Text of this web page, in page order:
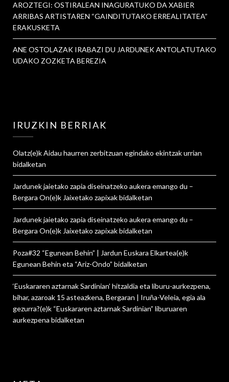
AROZTEGI: OSTIRALEAN INAGURATUKO DA XABIER
ARRIBAS ARTISTAREN “GAINDITUTAKO ERREALITATEA”
ERAKUSKETA
ANE OSTOLAZAK IRABAZI DU JARDUNEK ANTOLATUTAKO
UDAKO ZOZKETA BEREZIA
IRUZKIN BERRIAK
Olatz(e)kAidau haurren zerbitzuan egindako ekintzak urrian
bidalketan
Jardunek jaietako zapia diseinatzeko aukera emango du –
Bergara On(e)k Jaixetako zapixakbidalketan
Jardunek jaietako zapia diseinatzeko aukera emango du –
Bergara On(e)k Jaixetako zapixakbidalketan
Poza#32 “Egunean Behin” | Jardun Euskara Elkartea(e)k
Egunean Behin eta “Ariz-Ondo” bidalketan
‘Euskararen aztarnak Sardinian’ hitzaldia eta liburu-aurkezpena,
bihar, azaroak 15 asteazkena, Bergaran | Iruña-Veleia, egia ala
gezurra?(e)k “Euskararen aztarnak Sardinian” liburuaren
aurkezpena bidalketan